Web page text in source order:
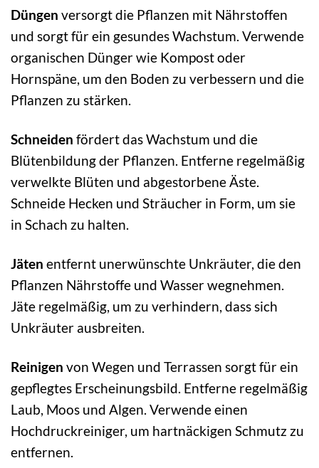
Düngen versorgt die Pflanzen mit Nährstoffen
und sorgt für ein gesundes Wachstum. Verwende
organischen Dünger wie Kompost oder
Hornspäne, um den Boden zu verbessern und die
Pflanzen zu stärken.
Schneiden fördert das Wachstum und die
Blütenbildung der Pflanzen. Entferne regelmäßig
verwelkte Blüten und abgestorbene Äste.
Schneide Hecken und Sträucher in Form, um sie
in Schach zu halten.
Jäten entfernt unerwünschte Unkräuter, die den
Pflanzen Nährstoffe und Wasser wegnehmen.
Jäte regelmäßig, um zu verhindern, dass sich
Unkräuter ausbreiten.
Reinigen von Wegen und Terrassen sorgt für ein
gepflegtes Erscheinungsbild. Entferne regelmäßig
Laub, Moos und Algen. Verwende einen
Hochdruckreiniger, um hartnäckigen Schmutz zu
entfernen.